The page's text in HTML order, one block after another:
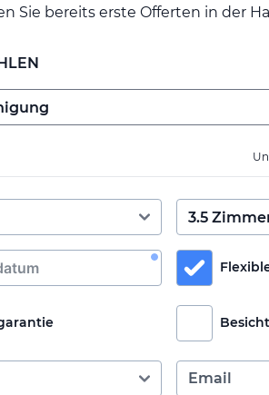
Sie bereits erste Offerten in der